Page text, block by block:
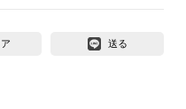
送る